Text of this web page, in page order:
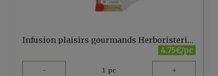
Infusion plaisirs gourmands Herboristerie du Velay 20 sachets
4.75€/pc
- 1 pc +